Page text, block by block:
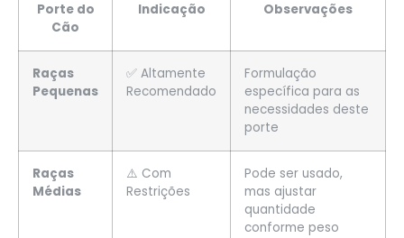
Porte do
Cão
Indicação Observações
Raças
Pequenas
✅ Altamente
Recomendado
Formulação
específica para as
necessidades deste
porte
Raças
Médias
⚠️ Com
Restrições
Pode ser usado,
mas ajustar
quantidade
conforme peso